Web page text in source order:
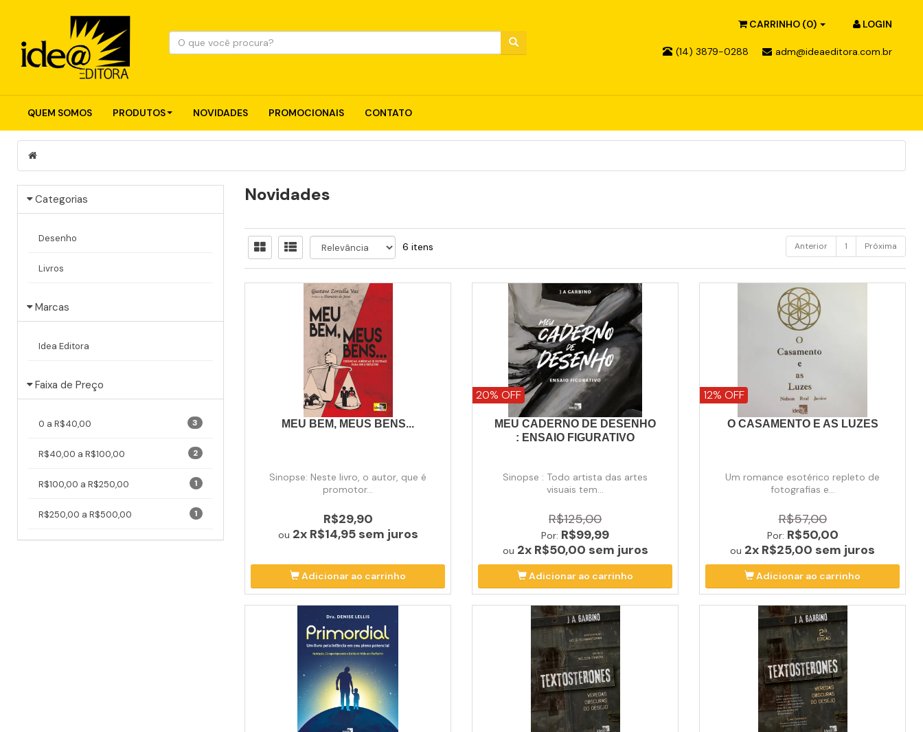
LOGIN
CARRINHO (0)
(14) 3879-0288 adm@ideaeditora.com.br
QUEM SOMOS PRODUTOS NOVIDADES PROMOCIONAIS CONTATO
Categorias
Desenho
Livros
Marcas
Idea Editora
Faixa de Preço
0 a R$40,00 3
R$40,00 a R$100,00 2
R$100,00 a R$250,00 1
R$250,00 a R$500,00 1
Novidades
6 itens Anterior 1 Próxima
MEU BEM, MEUS BENS...
Sinopse: Neste livro, o autor, que é
promotor...
R$29,90
ou 2x R$14,95sem juros
Adicionar ao carrinho
20% OFF
MEU CADERNO DE DESENHO
: ENSAIO FIGURATIVO
Sinopse : Todo artista das artes
visuais tem...
R$125,00
Por: R$99,99
ou 2x R$50,00 sem juros
Adicionar ao carrinho
12% OFF
O CASAMENTO E AS LUZES
Um romance esotérico repleto de
fotografias e...
R$57,00
Por: R$50,00
ou 2x R$25,00 sem juros
Adicionar ao carrinho